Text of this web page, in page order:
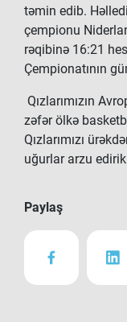
təmin edib.
çempionu
rəqibinə 16:21
Çempionatının
Qızlarımızın
zəfər ölkə
Qızlarımızı
uğurlar arzu
Paylaş